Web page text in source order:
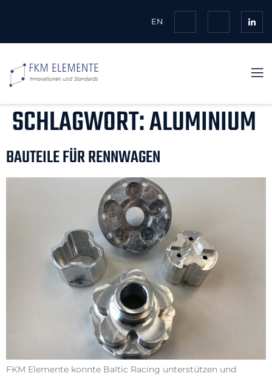
EN
SCHLAGWORT:ALUMINIUM
BAUTEILE FÜR RENNWAGEN
FKM Elemente konnte Baltic Racing unterstützen und